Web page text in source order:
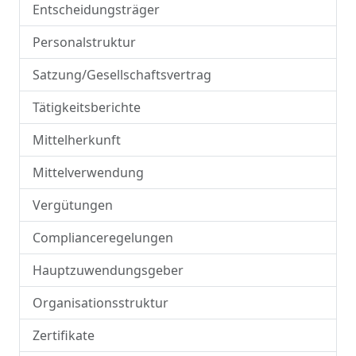
Entscheidungsträger
Personalstruktur
Satzung/Gesellschaftsvertrag
Tätigkeitsberichte
Mittelherkunft
Mittelverwendung
Vergütungen
Complianceregelungen
Hauptzuwendungsgeber
Organisationsstruktur
Zertifikate